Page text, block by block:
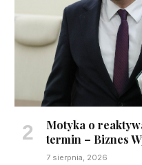
Motyka o
termin – Biznes
7 sierpnia, 2026